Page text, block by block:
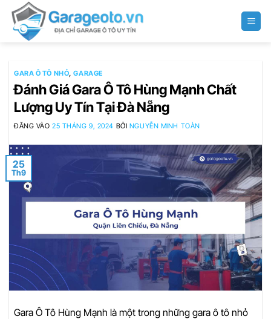
qua
GARA Ô TÔ NHỎ,GARAGE
Đánh Giá Gara Ô Tô Hùng Mạnh Chất
Lượng Uy Tín Tại Đà Nẵng
ĐĂNG VÀO25 THÁNG 9, 2024 BỞI NGUYỄN MINH TOÀN
25
Th9
Gara Ô Tô Hùng Mạnh là một trong những gara ô tô nhỏ